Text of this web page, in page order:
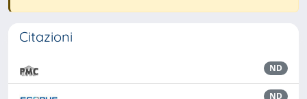
Citazioni
ND
ND